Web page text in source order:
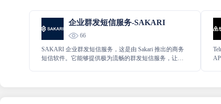
企业群发短信服务-SAKARI
66
SAKARI 企业群发短信服务，这是由 Sakari 推出的商务
短信软件。它能够提供极为流畅的群发短信服务，让群